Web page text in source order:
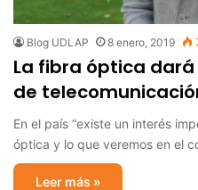
Blog UDLAP 8 enero, 2019
La fibra óptica
de
En el país “existe un interés
óptica y lo que veremos en el
Leer más »